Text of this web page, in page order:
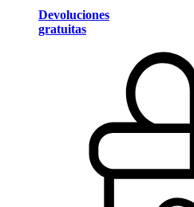
Devoluciones
gratuitas